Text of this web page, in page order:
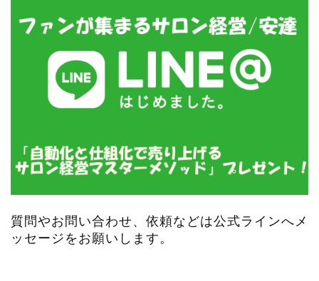
質問やお問い合わせ、依頼などは公式ラインへメ
ッセージをお願いします。